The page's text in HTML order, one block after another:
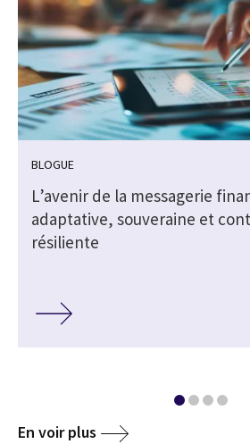
BLOGUE
L’avenir de la messagerie
adaptative, souveraine et
résiliente
En voir plus